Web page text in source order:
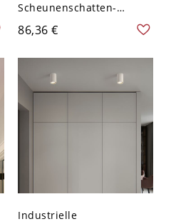
Scheunenschatten-
Deckenbeleuchtung Ein
Kopf Metallisch Weiß
Halbflächenmontageleuch
te für Schlafzimmer
86,36 €
Industrielle